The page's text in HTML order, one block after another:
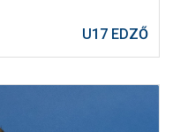
U17 EDZŐ